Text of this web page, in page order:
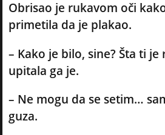
Obrisao je rukavom oči
primetila da je plakao.
– Kako je bilo, sine? Šta ti
upitala ga je.
– Ne mogu da se setim…
guza.